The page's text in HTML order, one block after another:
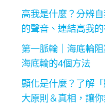
高我是什麼？分辨
的聲音、連結高我
第一脈輪｜海底輪
海底輪的4個方法
顯化是什麼？了解
大原則＆真相，讓